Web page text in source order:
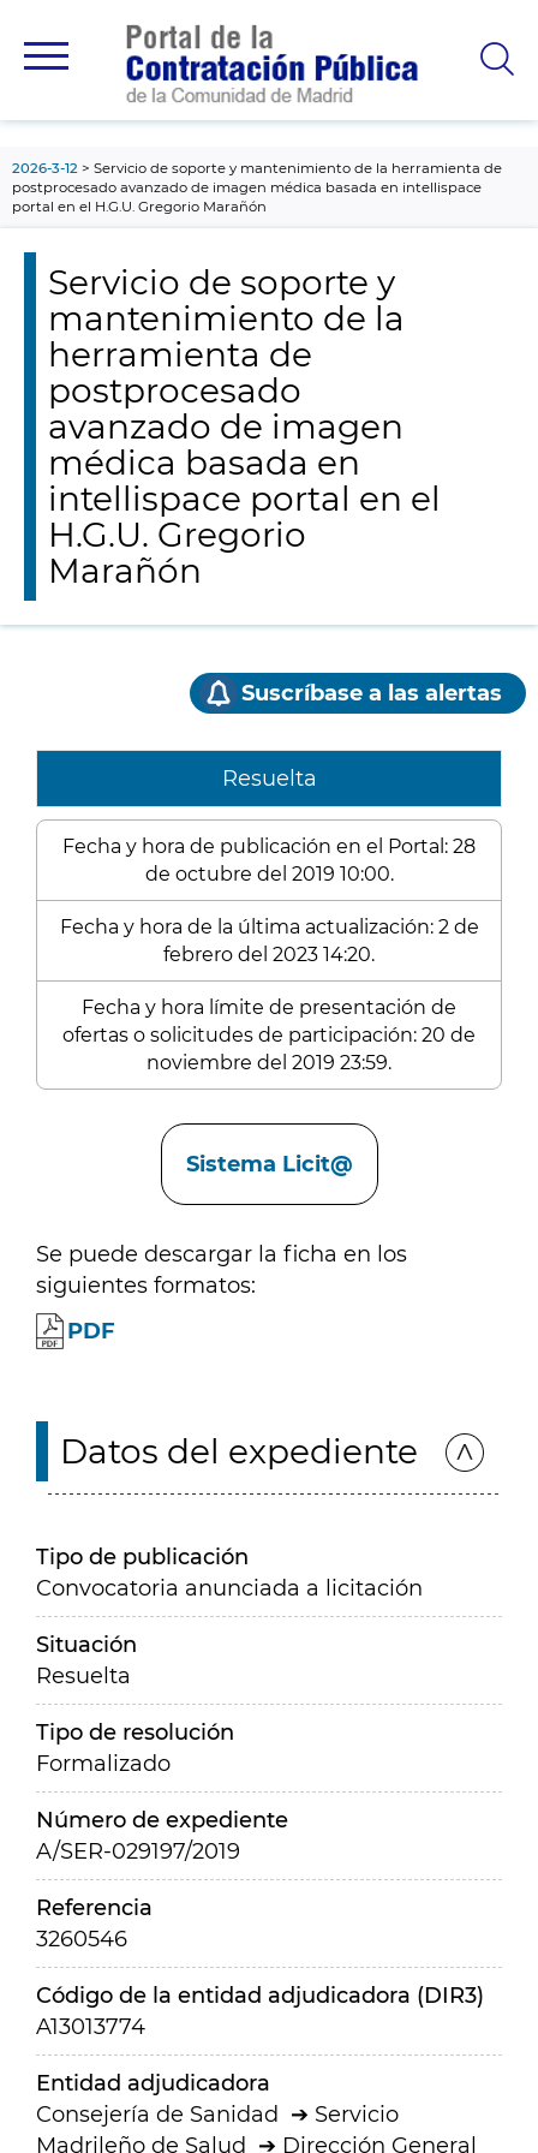
principal
2026-3-12
Servicio de soporte y mantenimiento de la herramienta de
postprocesado avanzado de imagen médica basada en intellispace
portal en el H.G.U. Gregorio Marañón
Servicio de soporte y
mantenimiento de la
herramienta de
postprocesado
avanzado de imagen
médica basada en
intellispace portal en el
H.G.U. Gregorio
Marañón
Suscríbase a las alertas
Resuelta
Fecha y hora de publicación en el Portal: 28
de octubre del 2019 10:00.
Fecha y hora de la última actualización: 2 de
febrero del 2023 14:20.
Fecha y hora límite de presentación de
ofertas o solicitudes de participación: 20 de
noviembre del 2019 23:59.
Sistema Licit@
Se puede descargar la ficha en los
siguientes formatos:
PDF
Datos del expediente
Tipo de publicación
Convocatoria anunciada a licitación
Situación
Resuelta
Tipo de resolución
Formalizado
Número de expediente
A/SER-029197/2019
Referencia
3260546
Código de la entidad adjudicadora (DIR3)
A13013774
Entidad adjudicadora
Consejería de Sanidad
Servicio
Madrileño de Salud
Dirección General